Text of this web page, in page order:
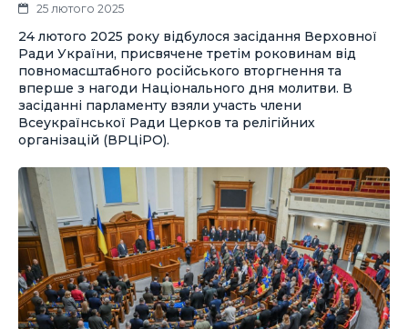
25 лютого 2025
24 лютого 2025 року відбулося засідання Верховної
Ради України, присвячене третім роковинам від
повномасштабного російського вторгнення та
вперше з нагоди Національного дня молитви. В
засіданні парламенту взяли участь члени
Всеукраїнської Ради Церков та релігійних
організацій (ВРЦіРО).